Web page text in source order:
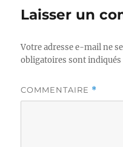
Laisser un
Votre adresse e-mail ne
obligatoires sont indiqués
COMMENTAIRE *